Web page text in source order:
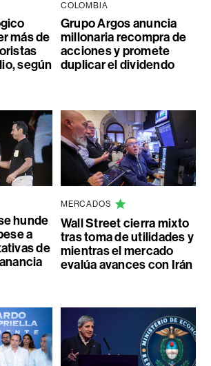
más de
según
COLOMBIA
Grupo Argos anuncia
millonaria recompra de
acciones y promete
duplicar el dividendo
hunde
a
de
MERCADOS
Wall Street cierra mixto
tras toma de utilidades y
mientras el mercado
evalúa avances con Irán